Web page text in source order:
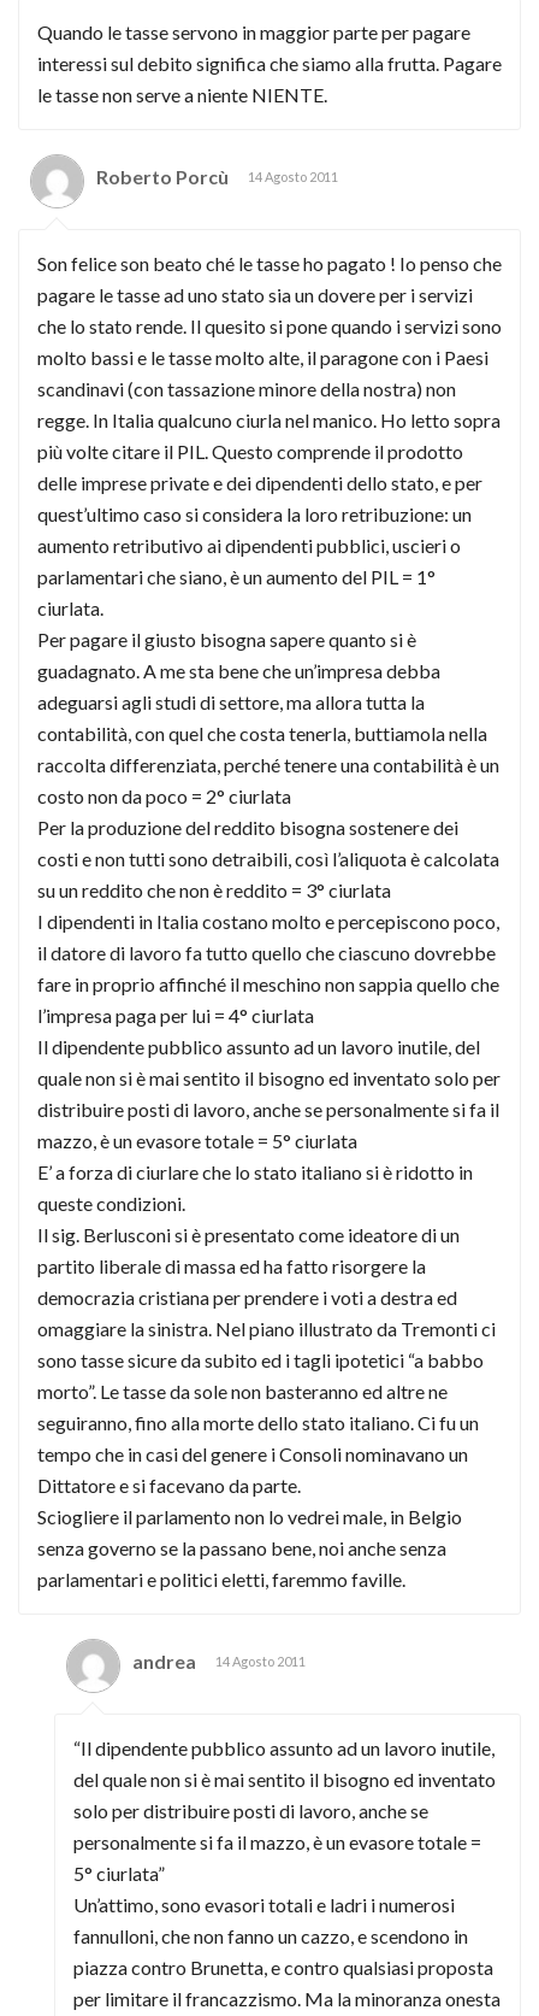
Quando le tasse servono in maggior parte per pagare
interessi sul debito significa che siamo alla frutta. Pagare
le tasse non serve a niente NIENTE.
Roberto Porcù 14 Agosto 2011
Son felice son beato ché le tasse ho pagato ! Io penso che
pagare le tasse ad uno stato sia un dovere per i servizi
che lo stato rende. Il quesito si pone quando i servizi sono
molto bassi e le tasse molto alte, il paragone con i Paesi
scandinavi (con tassazione minore della nostra) non
regge. In Italia qualcuno ciurla nel manico. Ho letto sopra
più volte citare il PIL. Questo comprende il prodotto
delle imprese private e dei dipendenti dello stato, e per
quest’ultimo caso si considera la loro retribuzione: un
aumento retributivo ai dipendenti pubblici, uscieri o
parlamentari che siano, è un aumento del PIL = 1°
ciurlata.
Per pagare il giusto bisogna sapere quanto si è
guadagnato. A me sta bene che un’impresa debba
adeguarsi agli studi di settore, ma allora tutta la
contabilità, con quel che costa tenerla, buttiamola nella
raccolta differenziata, perché tenere una contabilità è un
costo non da poco = 2° ciurlata
Per la produzione del reddito bisogna sostenere dei
costi e non tutti sono detraibili, così l’aliquota è calcolata
su un reddito che non è reddito = 3° ciurlata
I dipendenti in Italia costano molto e percepiscono poco,
il datore di lavoro fa tutto quello che ciascuno dovrebbe
fare in proprio affinché il meschino non sappia quello che
l’impresa paga per lui = 4° ciurlata
Il dipendente pubblico assunto ad un lavoro inutile, del
quale non si è mai sentito il bisogno ed inventato solo per
distribuire posti di lavoro, anche se personalmente si fa il
mazzo, è un evasore totale = 5° ciurlata
E’ a forza di ciurlare che lo stato italiano si è ridotto in
queste condizioni.
Il sig. Berlusconi si è presentato come ideatore di un
partito liberale di massa ed ha fatto risorgere la
democrazia cristiana per prendere i voti a destra ed
omaggiare la sinistra. Nel piano illustrato da Tremonti ci
sono tasse sicure da subito ed i tagli ipotetici “a babbo
morto”. Le tasse da sole non basteranno ed altre ne
seguiranno, fino alla morte dello stato italiano. Ci fu un
tempo che in casi del genere i Consoli nominavano un
Dittatore e si facevano da parte.
Sciogliere il parlamento non lo vedrei male, in Belgio
senza governo se la passano bene, noi anche senza
parlamentari e politici eletti, faremmo faville.
andrea 14 Agosto 2011
“Il dipendente pubblico assunto ad un lavoro inutile,
del quale non si è mai sentito il bisogno ed inventato
solo per distribuire posti di lavoro, anche se
personalmente si fa il mazzo, è un evasore totale =
5° ciurlata”
Un’attimo, sono evasori totali e ladri i numerosi
fannulloni, che non fanno un cazzo, e scendono in
piazza contro Brunetta, e contro qualsiasi proposta
per limitare il francazzismo. Ma la minoranza onesta